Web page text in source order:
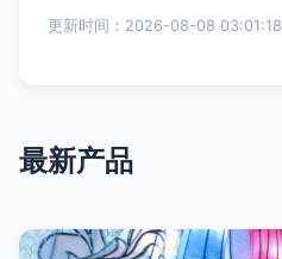
更新时间：2026-08-08 03:01:18
最新产品